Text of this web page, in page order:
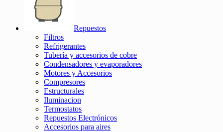
Repuestos
Filtros
Refrigerantes
Tubería y accesorios de cobre
Condensadores y evaporadores
Motores y Accesorios
Compresores
Estructurales
Iluminacion
Termostatos
Repuestos Electrónicos
Accesorios para aires